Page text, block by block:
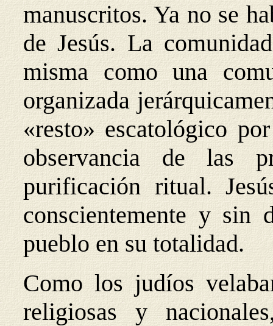
manuscritos. Ya no se
de Jesús. La
misma como una
organizada
«resto» escatológico
observancia de las
purificación ritual.
conscientemente y sin
pueblo en su totalidad.
Como los judíos
religiosas y